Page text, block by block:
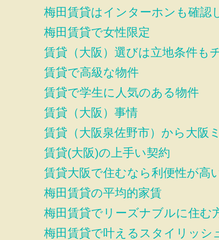
梅田賃貸はインターホンも確認
梅田賃貸で女性限定
賃貸（大阪）選びは立地条件も
賃貸で高級な物件
賃貸で学生に人気のある物件
賃貸（大阪）事情
賃貸（大阪泉佐野市）から大阪
賃貸(大阪)の上手い契約
賃貸大阪で住むなら利便性が高
梅田賃貸の平均的家賃
梅田賃貸でリーズナブルに住む
梅田賃貸で叶えるスタイリッシ